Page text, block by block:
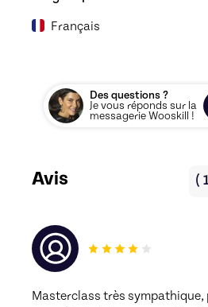
Français
Des questions ?
Je vous réponds sur la
messagerie Wooskill !
Avis (
Masterclass très sympathique,